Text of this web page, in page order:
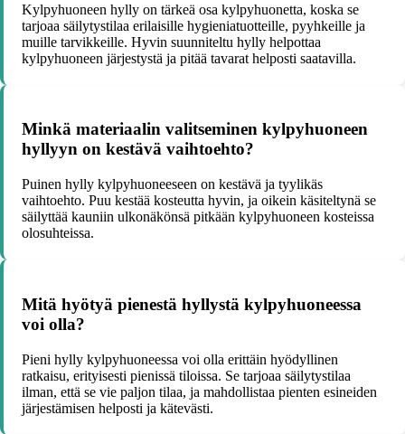
Kylpyhuoneen hylly on tärkeä osa kylpyhuonetta, koska se
tarjoaa säilytystilaa erilaisille hygieniatuotteille, pyyhkeille ja
muille tarvikkeille. Hyvin suunniteltu hylly helpottaa
kylpyhuoneen järjestystä ja pitää tavarat helposti saatavilla.
Minkä materiaalin valitseminen kylpyhuoneen
hyllyyn on kestävä vaihtoehto?
Puinen hylly kylpyhuoneeseen on kestävä ja tyylikäs
vaihtoehto. Puu kestää kosteutta hyvin, ja oikein käsiteltynä se
säilyttää kauniin ulkonäkönsä pitkään kylpyhuoneen kosteissa
olosuhteissa.
Mitä hyötyä pienestä hyllystä kylpyhuoneessa
voi olla?
Pieni hylly kylpyhuoneessa voi olla erittäin hyödyllinen
ratkaisu, erityisesti pienissä tiloissa. Se tarjoaa säilytystilaa
ilman, että se vie paljon tilaa, ja mahdollistaa pienten esineiden
järjestämisen helposti ja kätevästi.